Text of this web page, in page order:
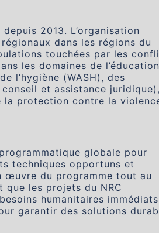
2013. L’organisation
dans les régions du
touchées par les
les domaines de
l’hygiène (WASH), des
conseil et assistance
la protection contre la
globale pour
techniques opportuns et
œuvre du programme tout au
les projets du NRC
humanitaires
garantir des solutions